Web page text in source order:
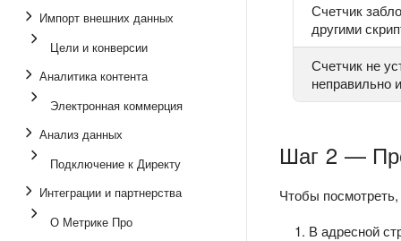
Импорт внешних данных
Цели и конверсии
Аналитика контента
Электронная коммерция
Анализ данных
Подключение к Директу
Интеграции и партнерства
О Метрике Про
Счетчик
другими
Счетчик не
неправильно
Шаг 2 —
Чтобы
В адресной